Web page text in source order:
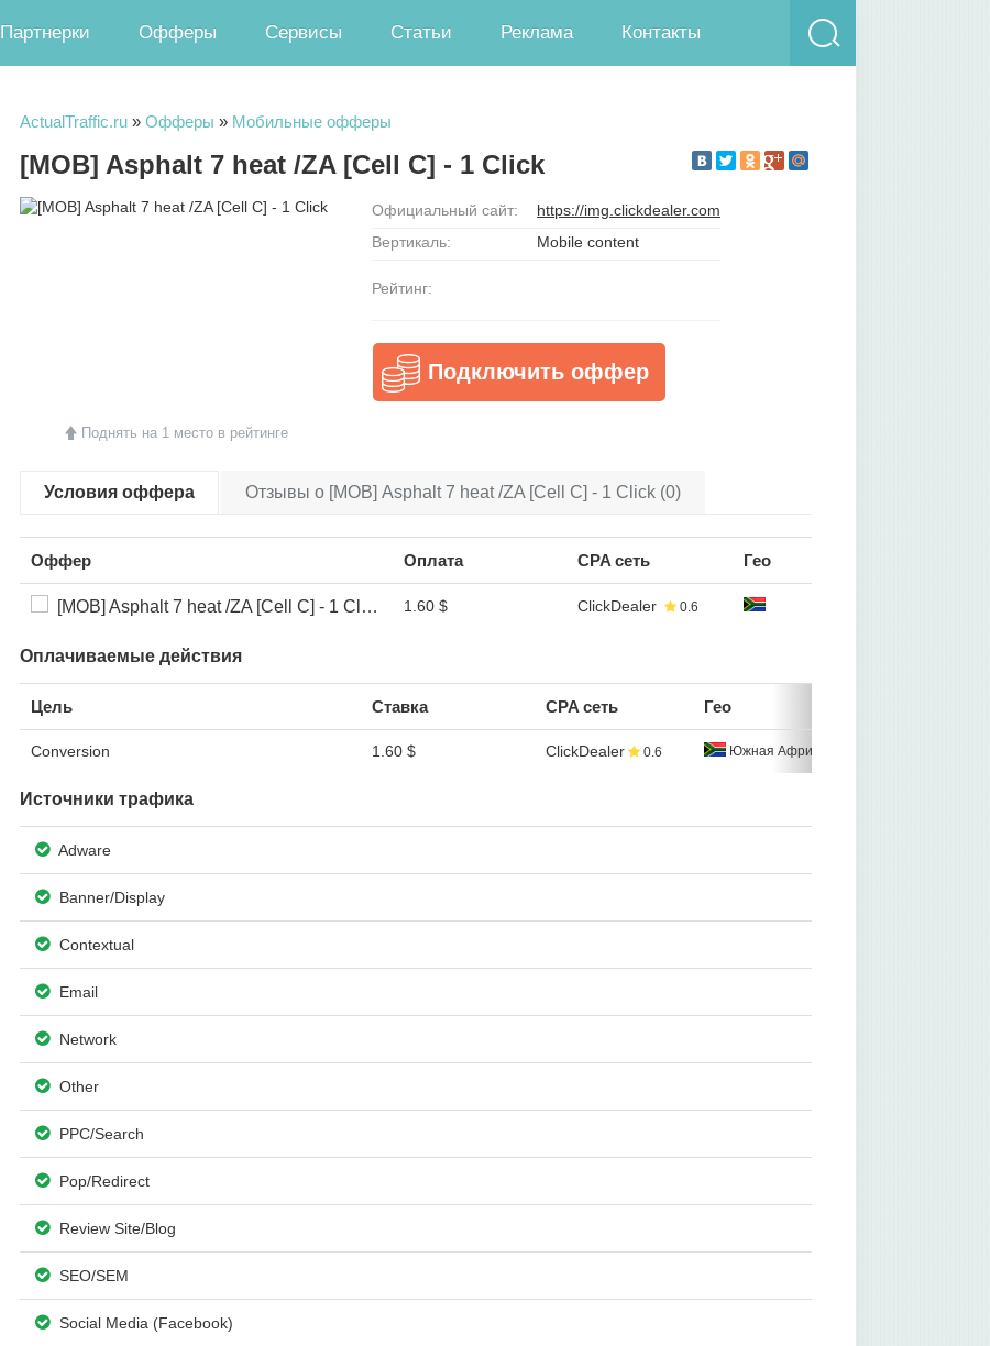
Партнерки Офферы Сервисы Статьи Реклама Контакты
ActualTraffic.ru » Офферы » Мобильные офферы
[MOB] Asphalt 7 heat /ZA [Cell C] - 1 Click
Поднять на 1 место в рейтинге
Официальный сайт:
https://img.clickdealer.com
Вертикаль:
Mobile content
Рейтинг:
Подключить оффер
Условия оффера Отзывы о [MOB] Asphalt 7 heat /ZA [Cell C] - 1 Click (0)
Оффер Оплата CPA сеть Гео
[MOB] Asphalt 7 heat /ZA [Cell C] - 1 Click 1.60 $ ClickDealer 0.6
Оплачиваемые действия
Цель Ставка CPA сеть Гео
Conversion 1.60 $ ClickDealer 0.6 Южная Африка
Источники трафика
Adware
Banner/Display
Contextual
Email
Network
Other
PPC/Search
Pop/Redirect
Review Site/Blog
SEO/SEM
Social Media (Facebook)